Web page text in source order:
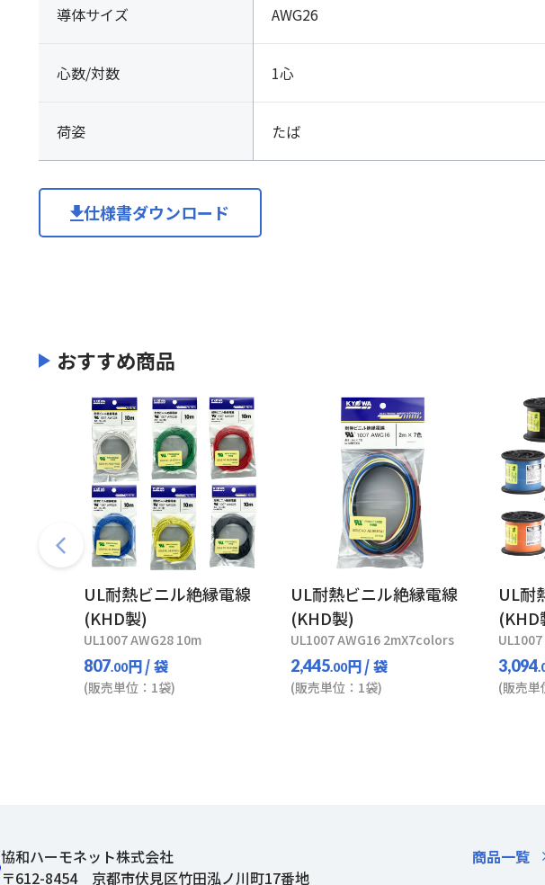
導体サイズ AWG26
心数/対数 1心
荷姿 たば
仕様書ダウンロード
おすすめ商品
UL耐熱ビニル絶縁電線
(KHD製)
UL1007 AWG28 10m
807.00円/ 袋
(販売単位：1袋)
UL耐熱ビニル絶縁電線
(KHD製)
UL1007 AWG16 2mX7colors
2,445.00円/ 袋
(販売単位：1袋)
UL耐
(KHD
3,094
(販売単
協和ハーモネット株式会社
〒612-8454 京都市伏見区竹田泓ノ川町17番地
商品一覧